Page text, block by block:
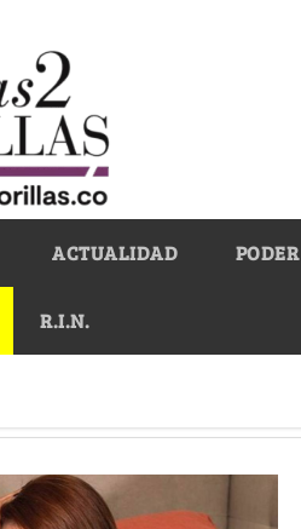
ACTUALIDAD PODER
R.I.N.